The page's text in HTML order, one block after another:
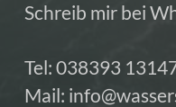
Schreib mir bei
Tel: 038393
Mail: